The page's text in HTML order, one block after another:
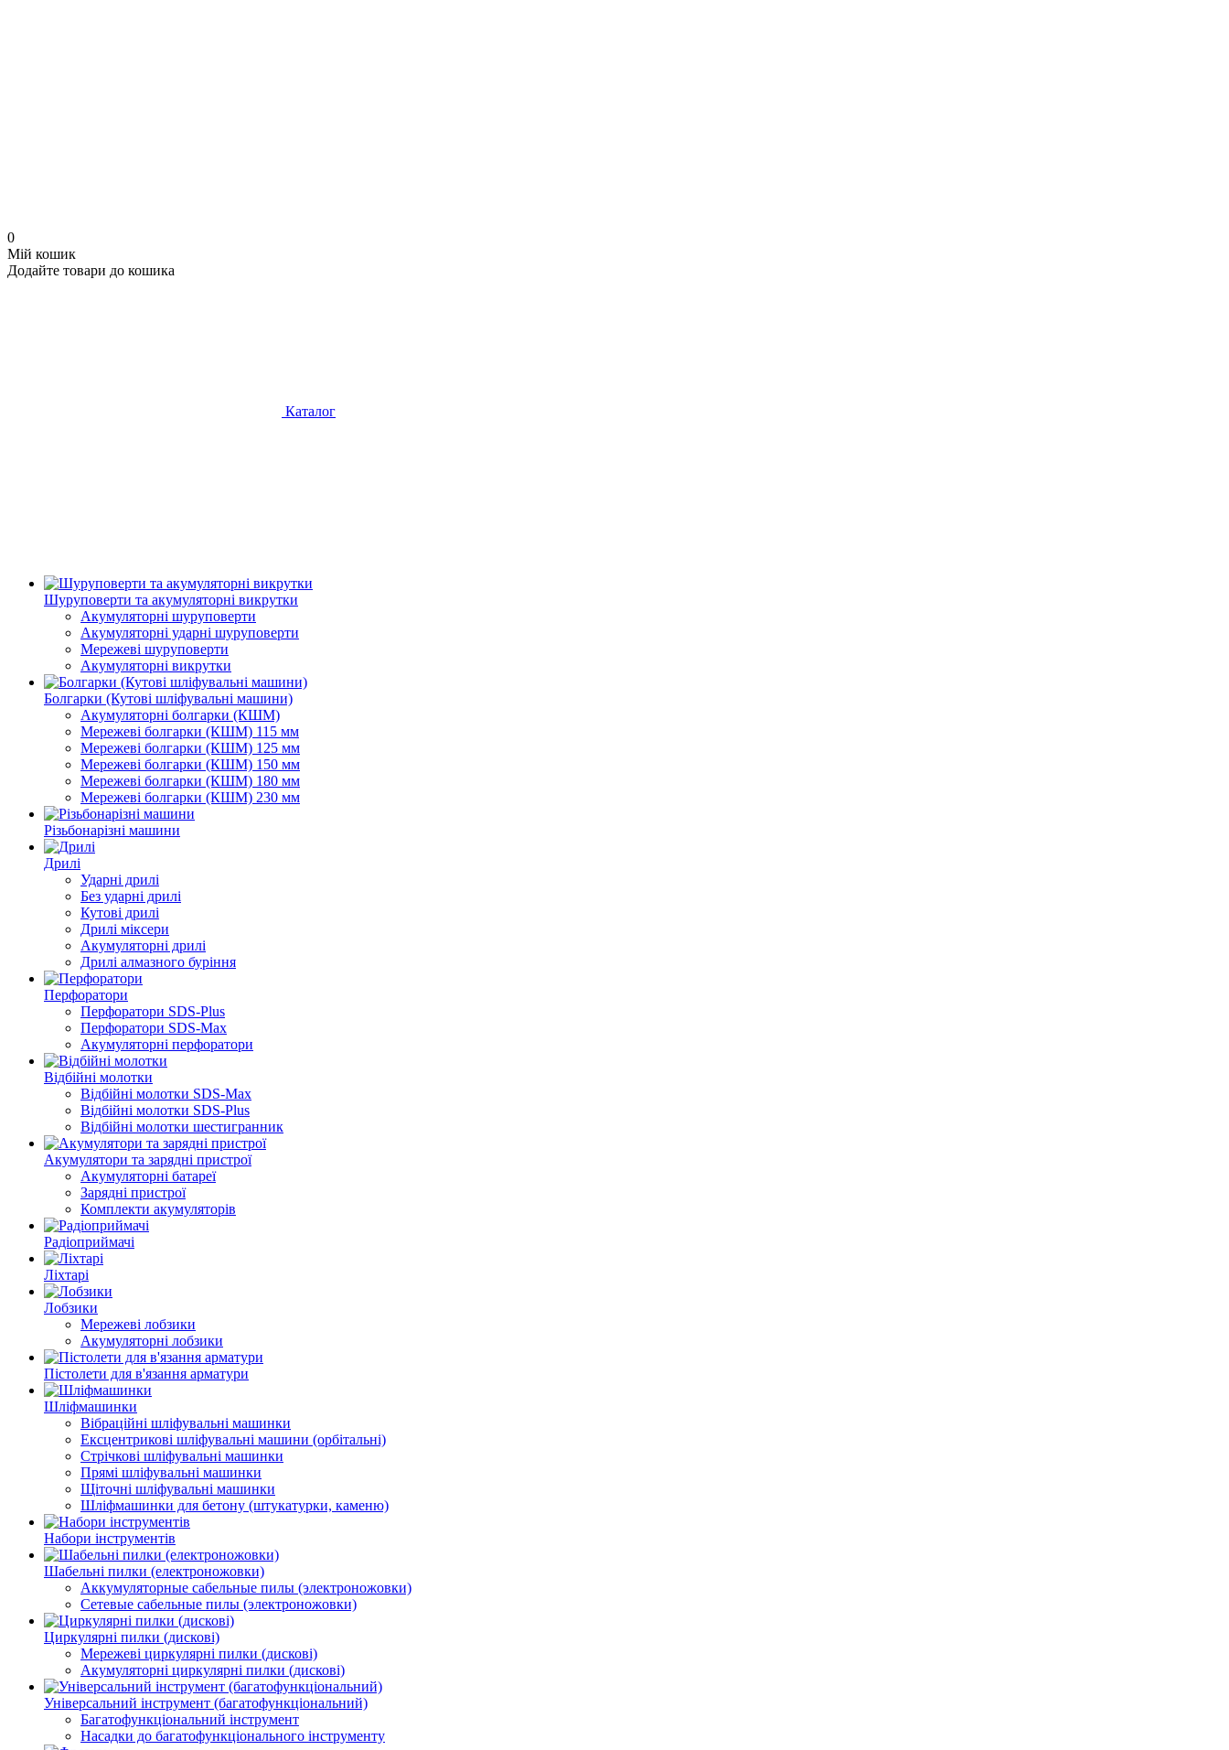
0
Мій кошик
Додайте товари до кошика
Каталог
Шуруповерти та акумуляторні викрутки
Акумуляторні шуруповерти
Акумуляторні ударні шуруповерти
Мережеві шуруповерти
Акумуляторні викрутки
Болгарки (Кутові шліфувальні машини)
Акумуляторні болгарки (КШМ)
Мережеві болгарки (КШМ) 115 мм
Мережеві болгарки (КШМ) 125 мм
Мережеві болгарки (КШМ) 150 мм
Мережеві болгарки (КШМ) 180 мм
Мережеві болгарки (КШМ) 230 мм
Різьбонарізні машини
Дрилі
Ударні дрилі
Без ударні дрилі
Кутові дрилі
Дрилі міксери
Акумуляторні дрилі
Дрилі алмазного буріння
Перфоратори
Перфоратори SDS-Plus
Перфоратори SDS-Max
Акумуляторні перфоратори
Відбійні молотки
Відбійні молотки SDS-Max
Відбійні молотки SDS-Plus
Відбійні молотки шестигранник
Акумулятори та зарядні пристрої
Акумуляторні батареї
Зарядні пристрої
Комплекти акумуляторів
Радіоприймачі
Ліхтарі
Лобзики
Мережеві лобзики
Акумуляторні лобзики
Пістолети для в'язання арматури
Шліфмашинки
Вібраційні шліфувальні машинки
Ексцентрикові шліфувальні машини (орбітальні)
Стрічкові шліфувальні машинки
Прямі шліфувальні машинки
Щіточні шліфувальні машинки
Шліфмашинки для бетону (штукатурки, каменю)
Набори інструментів
Шабельні пилки (електроножовки)
Аккумуляторные сабельные пилы (электроножовки)
Сетевые сабельные пилы (электроножовки)
Циркулярні пилки (дискові)
Мережеві циркулярні пилки (дискові)
Акумуляторні циркулярні пилки (дискові)
Універсальний інструмент (багатофункціональний)
Багатофункціональний інструмент
Насадки до багатофункціонального інструменту